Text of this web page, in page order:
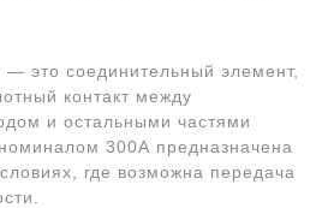
это соединительный элемент,
контакт между
и остальными частями
300А предназначена
где возможна передача